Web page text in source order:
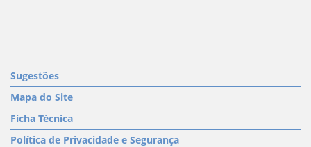
Sugestões
Mapa do Site
Ficha Técnica
Política de Privacidade e Segurança